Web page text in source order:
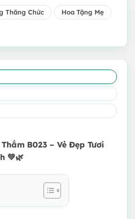
Thăng Chức Hoa Tặng Mẹ
B023 – Vẻ Đẹp Tươi
💚🌿